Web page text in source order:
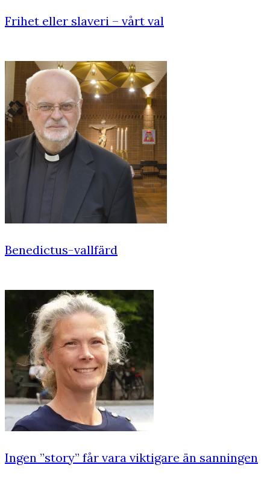
Frihet eller slaveri – vårt val
Benedictus-vallfärd
Ingen ”story” får vara viktigare än sanningen